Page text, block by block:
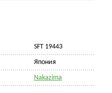
SFT 19443
Япония
Nakazima